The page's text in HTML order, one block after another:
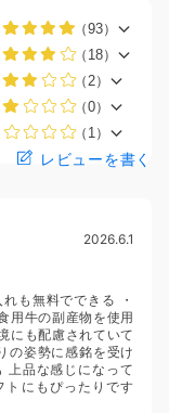
（93）
（18）
（2）
（0）
（1）
レビューを書く
2026.6.1
も無料でできる ・
用牛の副産物を使用
にも配慮されていて
の姿勢に感銘を受け
上品な感じになって
トにもぴったりです